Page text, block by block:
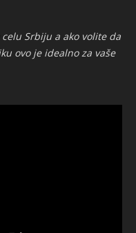
Srbiju a ako volite da
ovo je idealno za vaše